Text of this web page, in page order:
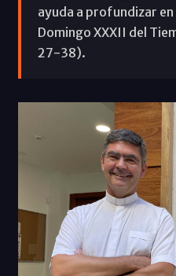
ayuda a profundizar
Domingo XXXII del
27-38).